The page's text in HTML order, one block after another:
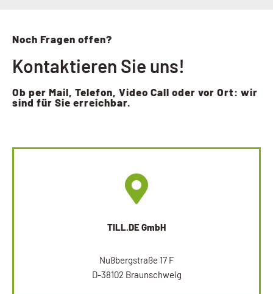
Noch Fragen offen?
Kontaktieren Sie uns!
Ob per Mail, Telefon, Video Call oder vor Ort: wir
sind für Sie erreichbar.
TILL.DE GmbH
Nußbergstraße 17 F
D-38102 Braunschweig